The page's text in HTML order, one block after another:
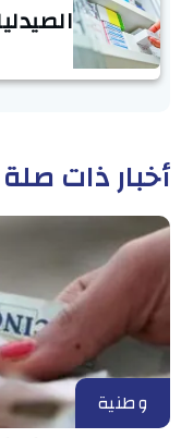
أخبار ذات صلة
وطنية